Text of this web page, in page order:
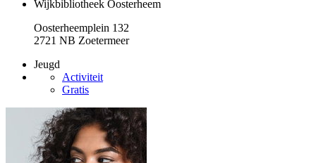
Wijkbibliotheek Oosterheem
Oosterheemplein 132
2721 NB Zoetermeer
Jeugd
Activiteit
Gratis